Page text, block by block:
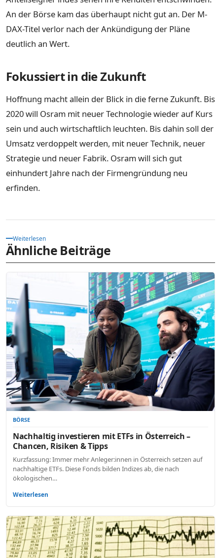
An der Börse kam das überhaupt nicht gut an. Der M-
DAX-Titel verlor nach der Ankündigung der Pläne
deutlich an Wert.
Fokussiert in die Zukunft
Hoffnung macht allein der Blick in die ferne Zukunft. Bis
2020 will Osram mit neuer Technologie wieder auf Kurs
sein und auch wirtschaftlich leuchten. Bis dahin soll der
Umsatz verdoppelt werden, mit neuer Technik, neuer
Strategie und neuer Fabrik. Osram will sich gut
einhundert Jahre nach der Firmengründung neu
erfinden.
Weiterlesen
Ähnliche Beiträge
BÖRSE
Nachhaltig investieren mit ETFs in Österreich –
Chancen, Risiken & Tipps
Kurzfassung: Immer mehr Anleger:innen in Österreich setzen auf
nachhaltige ETFs. Diese Fonds bilden Indizes ab, die nach
ökologischen…
Weiterlesen